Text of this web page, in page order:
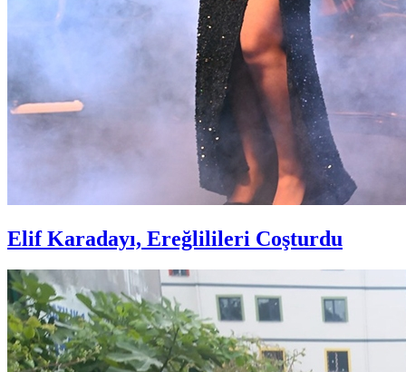
Elif Karadayı, Ereğlilileri Coşturdu